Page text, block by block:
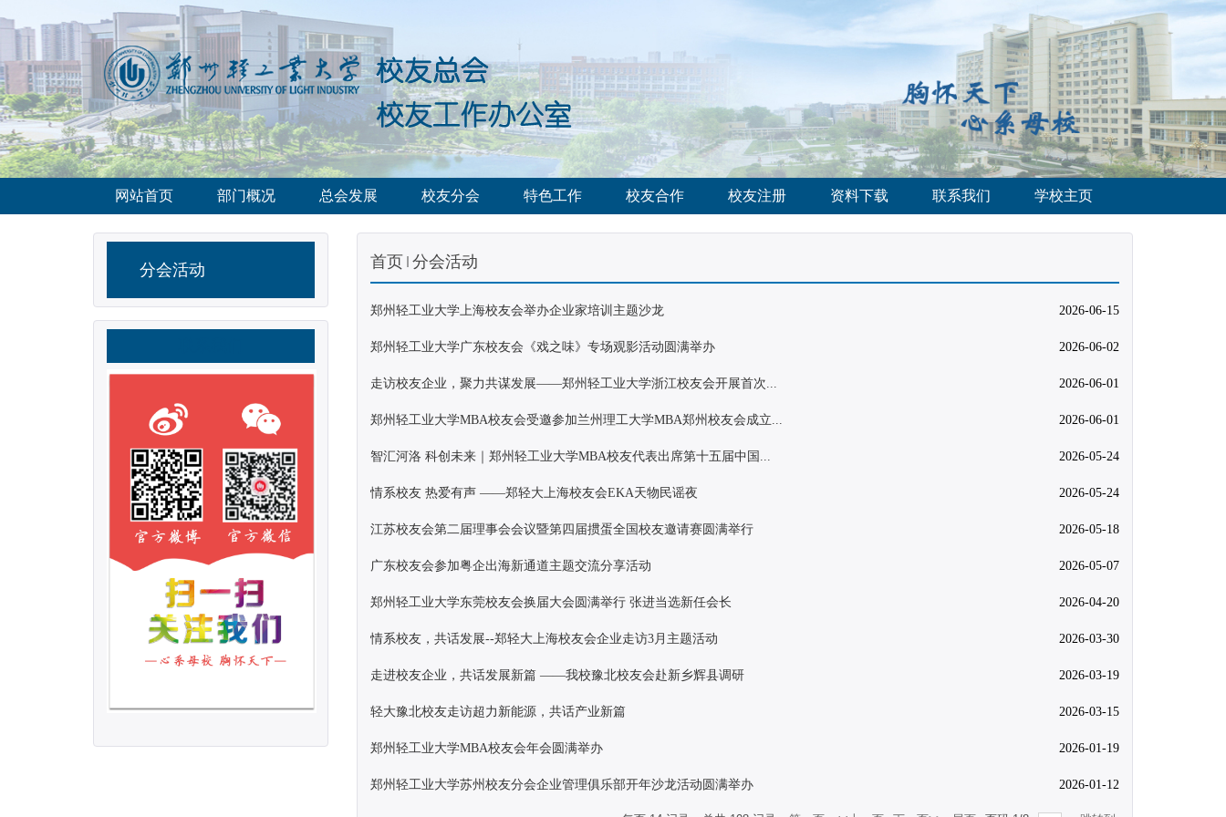
网站首页 部门概况 总会发展 校友分会 特色工作 校友合作 校友注册 资料下载 联系我们 学校主页
首页 分会活动
郑州轻工业大学上海校友会举办企业家培训主题沙龙 2026-06-15
郑州轻工业大学广东校友会《戏之味》专场观影活动圆满举办 2026-06-02
走访校友企业，聚力共谋发展——郑州轻工业大学浙江校友会开展首次... 2026-06-01
郑州轻工业大学MBA校友会受邀参加兰州理工大学MBA郑州校友会成立... 2026-06-01
智汇河洛 科创未来｜郑州轻工业大学MBA校友代表出席第十五届中国... 2026-05-24
情系校友 热爱有声 ——郑轻大上海校友会EKA天物民谣夜 2026-05-24
江苏校友会第二届理事会会议暨第四届掼蛋全国校友邀请赛圆满举行 2026-05-18
广东校友会参加粤企出海新通道主题交流分享活动 2026-05-07
郑州轻工业大学东莞校友会换届大会圆满举行 张进当选新任会长 2026-04-20
情系校友，共话发展--郑轻大上海校友会企业走访3月主题活动 2026-03-30
走进校友企业，共话发展新篇 ——我校豫北校友会赴新乡辉县调研 2026-03-19
轻大豫北校友走访超力新能源，共话产业新篇 2026-03-15
郑州轻工业大学MBA校友会年会圆满举办 2026-01-19
郑州轻工业大学苏州校友分会企业管理俱乐部开年沙龙活动圆满举办 2026-01-12
分会活动